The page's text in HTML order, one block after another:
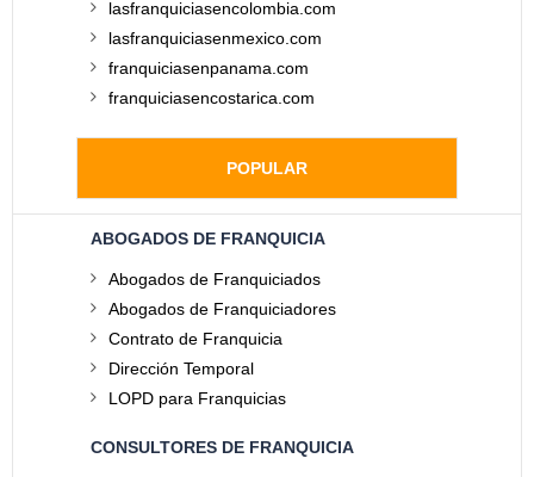
lasfranquiciasencolombia.com
lasfranquiciasenmexico.com
franquiciasenpanama.com
franquiciasencostarica.com
POPULAR
ABOGADOS DE FRANQUICIA
Abogados de Franquiciados
Abogados de Franquiciadores
Contrato de Franquicia
Dirección Temporal
LOPD para Franquicias
CONSULTORES DE FRANQUICIA